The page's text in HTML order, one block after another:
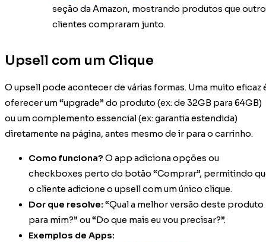
seção da Amazon, mostrando produtos que
clientes compraram junto.
Upsell com um Clique
O upsell pode acontecer de várias formas. Uma muito eficaz
oferecer um “upgrade” do produto (ex: de 32GB para 64GB)
ou um complemento essencial (ex: garantia estendida)
diretamente na página, antes mesmo de ir para o carrinho.
Como funciona? O app adiciona opções ou
checkboxes perto do botão “Comprar”, permitindo
o cliente adicione o upsell com um único clique.
Dor que resolve: “Qual a melhor versão deste produto
para mim?” ou “Do que mais eu vou precisar?”.
Exemplos de Apps: